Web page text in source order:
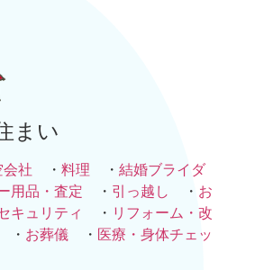
まい
社 ・ 料理 ・ 結婚ブライダ
用品・査定 ・ 引っ越し ・ お
キュリティ ・ リフォーム・改
・ お葬儀 ・ 医療・身体チェッ